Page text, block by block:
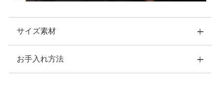
サイズ素材
お手入れ方法